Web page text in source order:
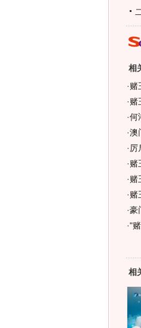
相
·赌
·赌
·何
·澳
· 厉
·赌
·赌
·赌
·豪
·"
相